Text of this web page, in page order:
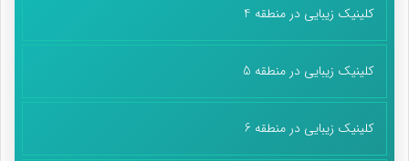
کلینیک زیبایی در منطقه 4
کلینیک زیبایی در منطقه 5
کلینیک زیبایی در منطقه 6